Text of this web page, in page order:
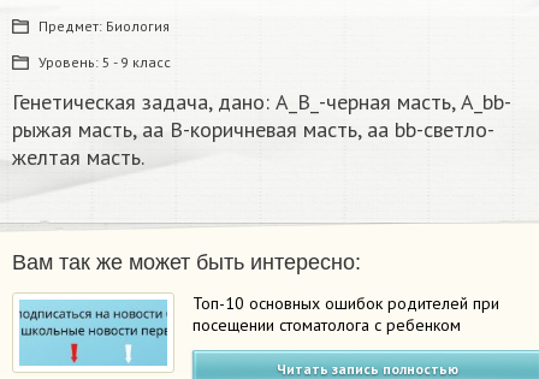
Предмет: Биология
Уровень: 5 - 9 класс
Генетическая задачa, дано: A_B_-черная масть, А_bb-
рыжая масть, aa B-коричневая масть, aa bb-светло-
желтая масть.
Вам так же может быть интересно:
Топ-10 основных ошибок родителей при
посещении стоматолога с ребенком
Читать запись полностью